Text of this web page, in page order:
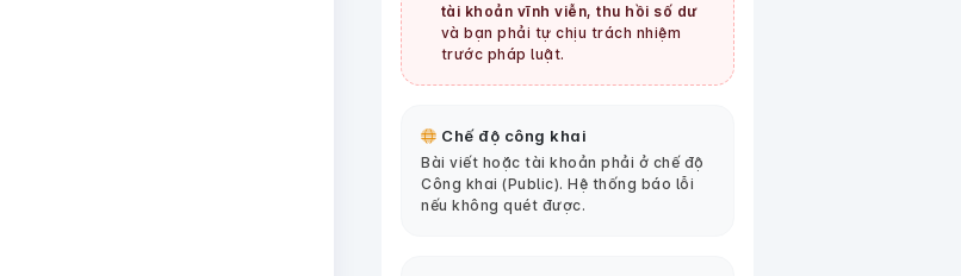
tài khoản vĩnh viễn, thu hồi số dư
và bạn phải tự chịu trách nhiệm
trước pháp luật.
Chế độ công khai
Bài viết hoặc tài khoản phải ở chế độ
Công khai (Public). Hệ thống báo lỗi
nếu không quét được.